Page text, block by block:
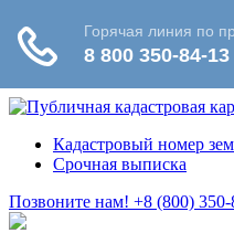
Кадастровый номер
Срочная выписка
Позвоните нам! +8 (800) 350-